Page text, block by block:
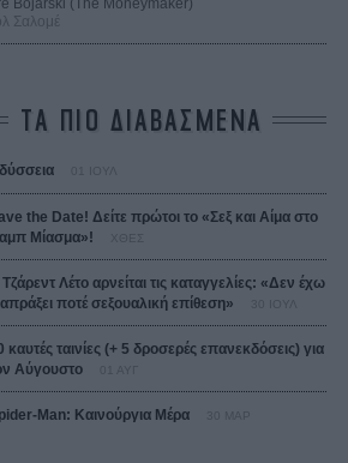
Bojarski (The Moneymaker)
Σαλομέ
ΤΑ ΠΙΟ ΔΙΑΒΑΣΜΕΝΑ
the Date! Δείτε πρώτοι το «Σεξ και Αίμα στο
Μίασμα»!
ΧΘΕΣ
Λέτο αρνείται τις καταγγελίες: «Δεν έχω
ποτέ σεξουαλική επίθεση»
καυτές ταινίες (+ 5 δροσερές επανεκδόσεις) για
Αύγουστο
Man: Καινούργια Μέρα 30 ΜΑΡ